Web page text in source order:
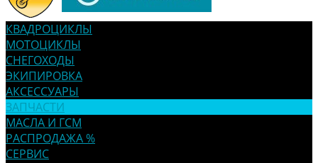
КВАДРОЦИКЛЫ
МОТОЦИКЛЫ
СНЕГОХОДЫ
ЭКИПИРОВКА
АКСЕССУАРЫ
ЗАПЧАСТИ
МАСЛА И ГСМ
РАСПРОДАЖА %
СЕРВИС